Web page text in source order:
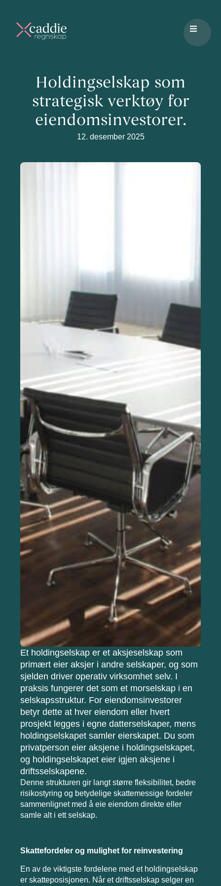
Holdingselskap som
strategisk verktøy for
eiendomsinvestorer.
12. desember 2025
Et holdingselskap er et aksjeselskap som
primært eier aksjer i andre selskaper, og som
sjelden driver operativ virksomhet selv. I
praksis fungerer det som et morselskap i en
selskapsstruktur. For eiendomsinvestorer
betyr dette at hver eiendom eller hvert
prosjekt legges i egne datterselskaper, mens
holdingselskapet samler eierskapet. Du som
privatperson eier aksjene i holdingselskapet,
og holdingselskapet eier igjen aksjene i
driftsselskapene.
Denne strukturen gir langt større fleksibilitet, bedre
risikostyring og betydelige skattemessige fordeler
sammenlignet med å eie eiendom direkte eller
samle alt i ett selskap.
Skattefordeler og mulighet for reinvestering
En av de viktigste fordelene med et holdingselskap
er skatteposisjonen. Når et driftsselskap selger en